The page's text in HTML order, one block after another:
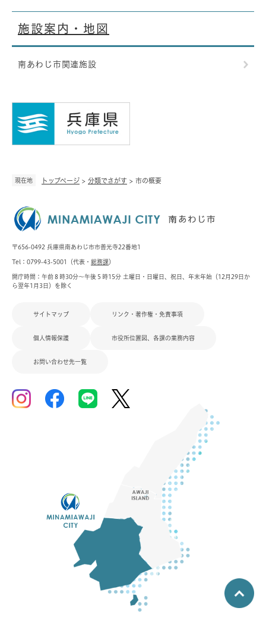
現在地 トップページ > 分類でさがす > 市の概要
施設案内・地図
南あわじ市関連施設
〒656-0492 兵庫県南あわじ市市善光寺22番地1
Tel：0799-43-5001（代表・ 総務課）
開庁時間：午前８時30分～午後５時15分 土曜日・日曜日、祝日、年末年始（12月29日か
ら翌年1月3日）を除く
サイトマップ リンク・著作権・免責事項
個人情報保護 市役所位置図、各課の業務内容
お問い合わせ先一覧